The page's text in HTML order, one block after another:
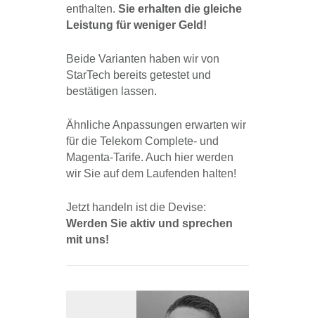
enthalten. Sie erhalten die gleiche
Leistung für weniger Geld!
Beide Varianten haben wir von
StarTech bereits getestet und
bestätigen lassen.
Ähnliche Anpassungen erwarten wir
für die Telekom Complete- und
Magenta-Tarife. Auch hier werden
wir Sie auf dem Laufenden halten!
Jetzt handeln ist die Devise:
Werden Sie aktiv und sprechen
mit uns!